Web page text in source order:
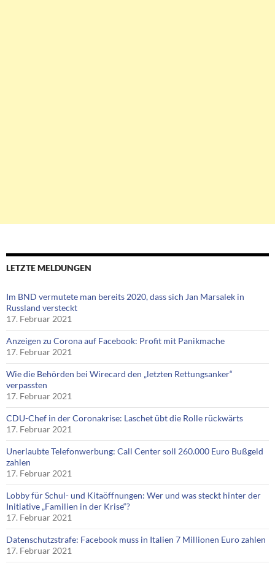
LETZTE MELDUNGEN
Im BND vermutete man bereits 2020, dass sich Jan Marsalek in
Russland versteckt
17. Februar 2021
Anzeigen zu Corona auf Facebook: Profit mit Panikmache
17. Februar 2021
Wie die Behörden bei Wirecard den „letzten Rettungsanker“
verpassten
17. Februar 2021
CDU-Chef in der Coronakrise: Laschet übt die Rolle rückwärts
17. Februar 2021
Unerlaubte Telefonwerbung: Call Center soll 260.000 Euro Bußgeld
zahlen
17. Februar 2021
Lobby für Schul- und Kitaöffnungen: Wer und was steckt hinter der
Initiative „Familien in der Krise“?
17. Februar 2021
Datenschutzstrafe: Facebook muss in Italien 7 Millionen Euro zahlen
17. Februar 2021